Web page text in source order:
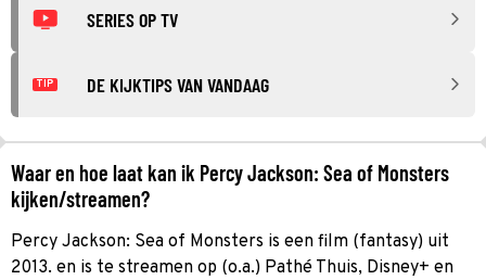
SERIES OP TV
TIP DE KIJKTIPS VAN VANDAAG
Waar en hoe laat kan ik Percy Jackson: Sea of Monsters
kijken/streamen?
Percy Jackson: Sea of Monsters is een film (fantasy) uit
2013. en is te streamen op (o.a.) Pathé Thuis, Disney+ en